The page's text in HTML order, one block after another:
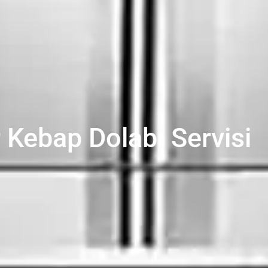
Kebap Dolabı Servisi